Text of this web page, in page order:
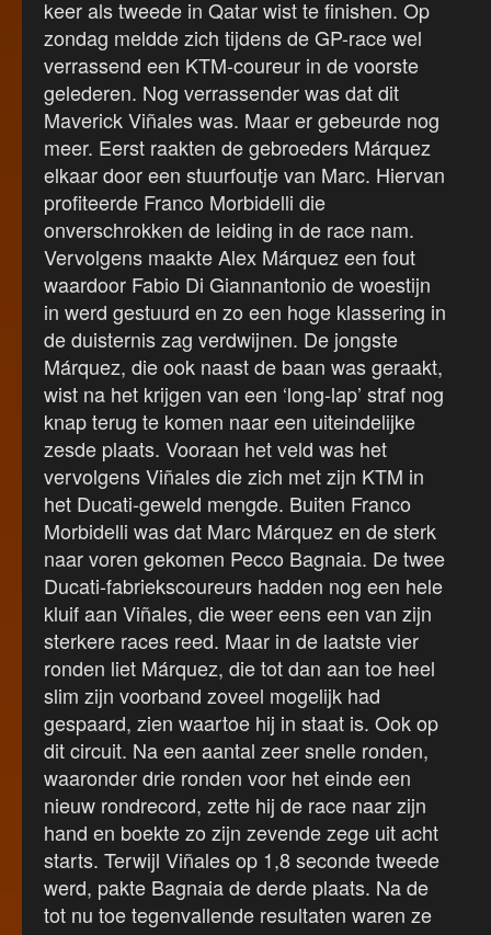
keer als tweede in Qatar wist te finishen. Op
zondag meldde zich tijdens de GP-race wel
verrassend een KTM-coureur in de voorste
gelederen. Nog verrassender was dat dit
Maverick Viñales was. Maar er gebeurde nog
meer. Eerst raakten de gebroeders Márquez
elkaar door een stuurfoutje van Marc. Hiervan
profiteerde Franco Morbidelli die
onverschrokken de leiding in de race nam.
Vervolgens maakte Alex Márquez een fout
waardoor Fabio Di Giannantonio de woestijn
in werd gestuurd en zo een hoge klassering in
de duisternis zag verdwijnen. De jongste
Márquez, die ook naast de baan was geraakt,
wist na het krijgen van een ‘long-lap’ straf nog
knap terug te komen naar een uiteindelijke
zesde plaats. Vooraan het veld was het
vervolgens Viñales die zich met zijn KTM in
het Ducati-geweld mengde. Buiten Franco
Morbidelli was dat Marc Márquez en de sterk
naar voren gekomen Pecco Bagnaia. De twee
Ducati-fabriekscoureurs hadden nog een hele
kluif aan Viñales, die weer eens een van zijn
sterkere races reed. Maar in de laatste vier
ronden liet Márquez, die tot dan aan toe heel
slim zijn voorband zoveel mogelijk had
gespaard, zien waartoe hij in staat is. Ook op
dit circuit. Na een aantal zeer snelle ronden,
waaronder drie ronden voor het einde een
nieuw rondrecord, zette hij de race naar zijn
hand en boekte zo zijn zevende zege uit acht
starts. Terwijl Viñales op 1,8 seconde tweede
werd, pakte Bagnaia de derde plaats. Na de
tot nu toe tegenvallende resultaten waren ze